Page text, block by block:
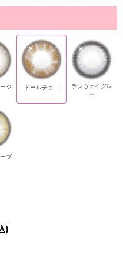
ジ
ドールチョコ
ランウェイグレ
ー
ブ
)